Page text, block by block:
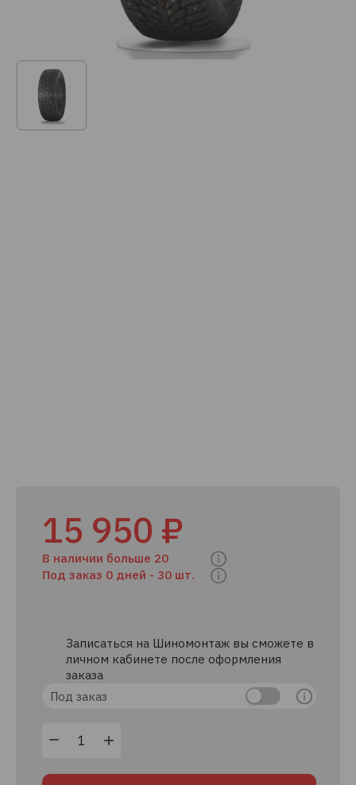
15 950 ₽
В наличии больше 20
Под заказ 0 дней - 30 шт.
Записаться на Шиномонтаж вы сможете в
личном кабинете после оформления
заказа
Под заказ